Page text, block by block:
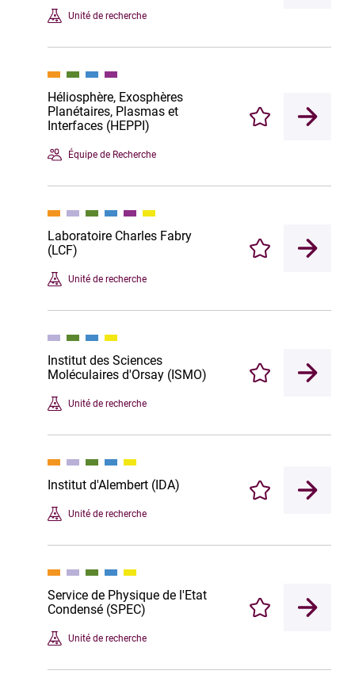
Unité de recherche
Héliosphère, Exosphères
Planétaires, Plasmas et
Interfaces (HEPPI)
Équipe de Recherche
Enregistrer
Laboratoire Charles Fabry
(LCF)
Unité de recherche
Enregistrer
Institut des Sciences
Moléculaires d'Orsay (ISMO)
Unité de recherche
Enregistrer
Institut d'Alembert (IDA)
Unité de recherche
Enregistrer
Service de Physique de l'Etat
Condensé (SPEC)
Unité de recherche
Enregistrer